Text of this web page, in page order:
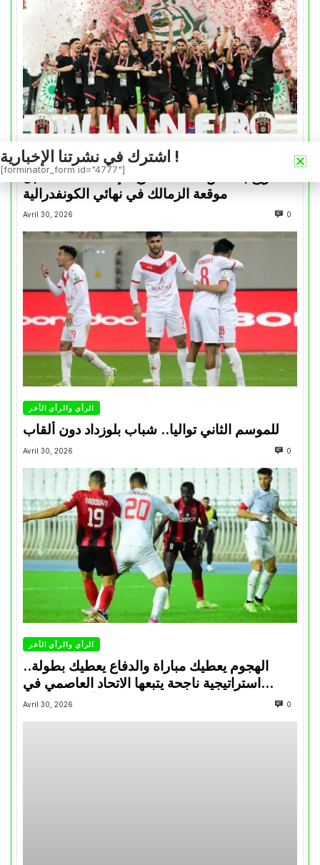
كأس الكونفدرالية
التتويج بالكأس.. دفعة معنوية لإتحاد العاصمة قبل
موقعة الزمالك في نهائي الكونفدرالية
Avril 30, 2026 0
الرأي والرأي الأخر
للموسم الثاني تواليا.. شباب بلوزداد دون ألقاب
Avril 30, 2026 0
الرأي والرأي الأخر
الهجوم يعطيك مباراة والدفاع يعطيك بطولة..
استراتيجية ناجحة يتبعها الاتحاد العاصمي في
تتويجاته آخر السنوات
Avril 30, 2026 0
اشترك في نشرتنا الإخبارية !
[forminator_form id="4777"]